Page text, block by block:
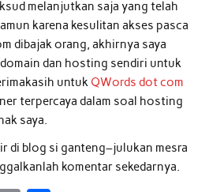
melanjutkan saja yang telah
karena kesulitan akses pasca
dibajak orang, akhirnya saya
dan hosting sendiri untuk
untuk QWords dot com
terpercaya dalam soal hosting
saya.
di blog si ganteng–julukan mesra
komentar sekedarnya.